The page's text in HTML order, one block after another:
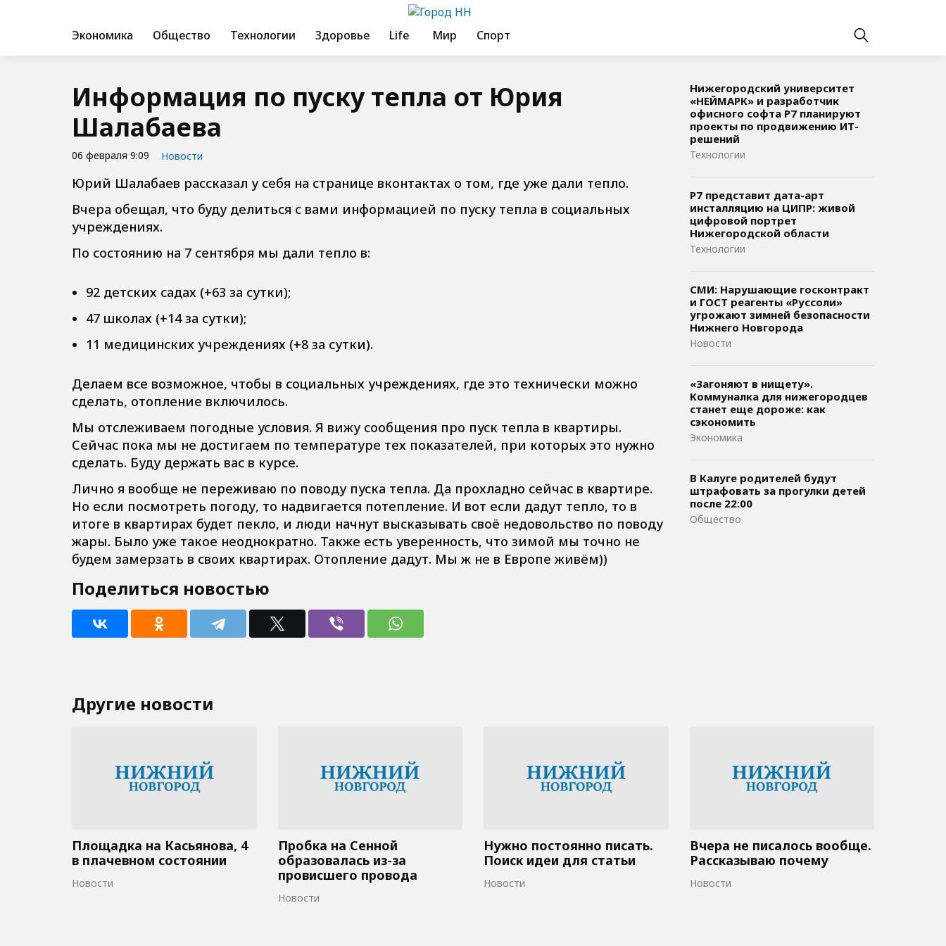
Экономика Общество Технологии Здоровье Life Мир Спорт
Информация по пуску тепла от Юрия
Шалабаева
06 февраля 9:09 Новости
Юрий Шалабаев рассказал у себя на странице вконтактах о том, где уже дали тепло.
Вчера обещал, что буду делиться с вами информацией по пуску тепла в социальных
учреждениях.
По состоянию на 7 сентября мы дали тепло в:
92 детских садах (+63 за сутки);
47 школах (+14 за сутки);
11 медицинских учреждениях (+8 за сутки).
Делаем все возможное, чтобы в социальных учреждениях, где это технически можно
сделать, отопление включилось.
Мы отслеживаем погодные условия. Я вижу сообщения про пуск тепла в квартиры.
Сейчас пока мы не достигаем по температуре тех показателей, при которых это нужно
сделать. Буду держать вас в курсе.
Лично я вообще не переживаю по поводу пуска тепла. Да прохладно сейчас в квартире.
Но если посмотреть погоду, то надвигается потепление. И вот если дадут тепло, то в
итоге в квартирах будет пекло, и люди начнут высказывать своё недовольство по поводу
жары. Было уже такое неоднократно. Также есть уверенность, что зимой мы точно не
будем замерзать в своих квартирах. Отопление дадут. Мы ж не в Европе живём))
Поделиться новостью
Нижегородский университет
«НЕЙМАРК» и разработчик
офисного софта P7 планируют
проекты по продвижению ИТ-
решений
Технологии
Р7 представит дата-арт
инсталляцию на ЦИПР: живой
цифровой портрет
Нижегородской области
Технологии
СМИ: Нарушающие госконтракт
и ГОСТ реагенты «Руссоли»
угрожают зимней безопасности
Нижнего Новгорода
Новости
«Загоняют в нищету».
Коммуналка для нижегородцев
станет еще дороже: как
сэкономить
Экономика
В Калуге родителей будут
штрафовать за прогулки детей
после 22:00
Общество
Другие новости
Площадка на Касьянова, 4
в плачевном состоянии
Новости
Пробка на Сенной
образовалась из-за
провисшего провода
Новости
Нужно постоянно писать.
Поиск идеи для статьи
Новости
Вчера не писалось вообще.
Рассказываю почему
Новости